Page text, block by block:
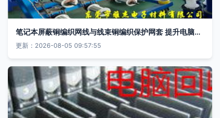
笔记本屏蔽铜编织网线与线束铜编织保护网套 提升电脑网线性能与耐用性的秘密武器
更新：2026-08-05 09:57:55